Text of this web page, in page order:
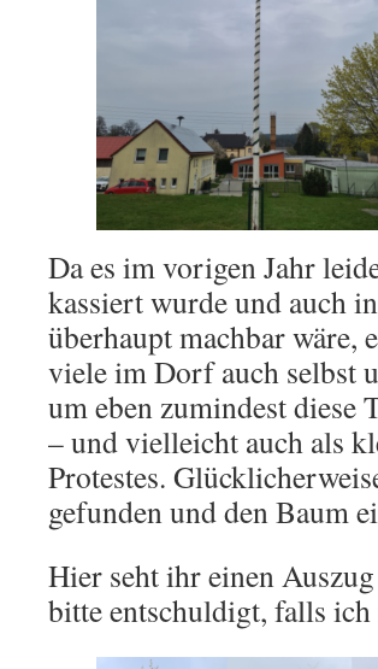
Da es im vorigen Jahr
kassiert wurde und auch
überhaupt machbar wäre,
viele im Dorf auch selbst
um eben zumindest
– und vielleicht auch als
Protestes.
gefunden und den Baum
Hier seht ihr einen
bitte entschuldigt, falls